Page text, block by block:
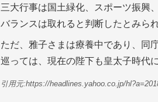
三大行事は国土緑化、スポーツ振興
バランスは取れると判断したとみられ
ただ、雅子さまは療養中であり、同
巡っては、現在の陛下も皇太子時代
引用元:https://headlines.yahoo.co.jp/